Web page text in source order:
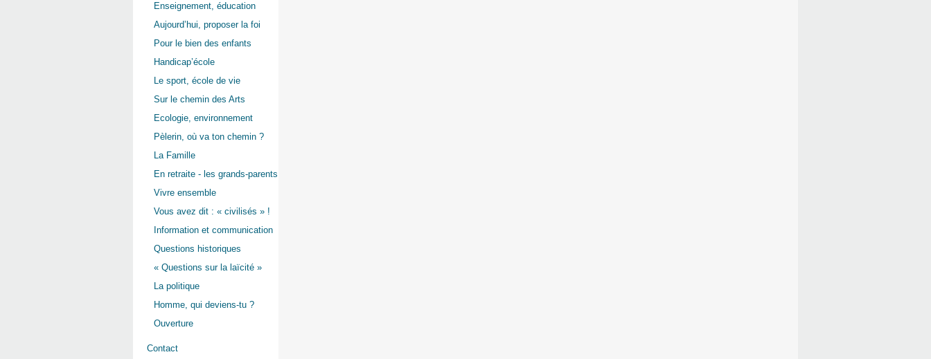
Enseignement, éducation
Aujourd’hui, proposer la foi
Pour le bien des enfants
Handicap’école
Le sport, école de vie
Sur le chemin des Arts
Ecologie, environnement
Pèlerin, où va ton chemin ?
La Famille
En retraite - les grands-parents
Vivre ensemble
Vous avez dit : « civilisés » !
Information et communication
Questions historiques
« Questions sur la laïcité »
La politique
Homme, qui deviens-tu ?
Ouverture
Contact